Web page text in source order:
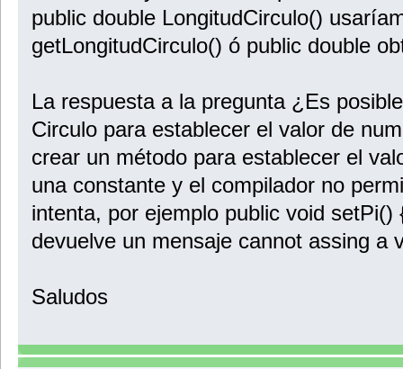
public double LongitudCirculo()
getLongitudCirculo() ó public double
La respuesta a la pregunta ¿Es
Circulo para establecer el valor de
crear un método para establecer el
una constante y el compilador no
intenta, por ejemplo public void
devuelve un mensaje cannot assing a
Saludos